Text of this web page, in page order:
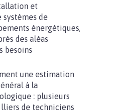
et
systèmes de
énergétiques,
des aléas
besoins
une estimation
à la
: plusieurs
de techniciens